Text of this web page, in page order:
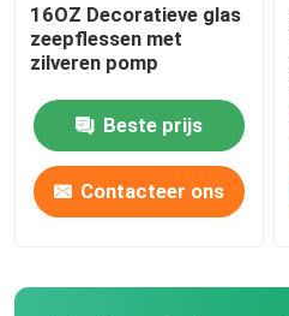
16OZ Decoratieve glas
zeepflessen met
zilveren pomp
Beste prijs
Contacteer ons